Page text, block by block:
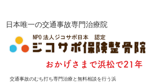
交通事故のむち打ち専門治療と無料相談を行う浜
​日本唯一の交通事故専門治療院
​おかげさまで浜松で21年